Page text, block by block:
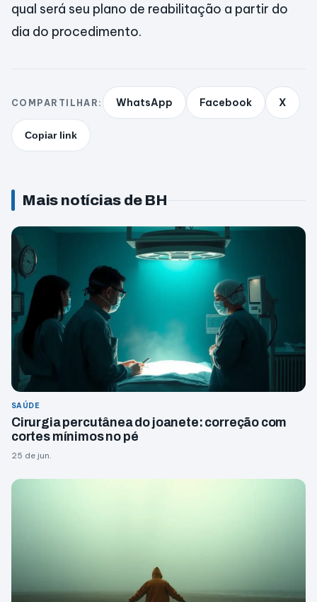
qual será seu plano de reabilitação a partir do
dia do procedimento.
COMPARTILHAR: WhatsApp Facebook X
Copiar link
Mais notícias de BH
SAÚDE
Cirurgia percutânea do joanete: correção com
cortes mínimos no pé
25 de jun.